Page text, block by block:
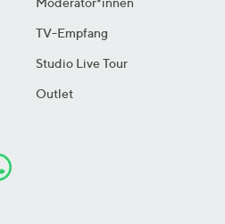
TV-Empfang
Studio Live Tour
Outlet